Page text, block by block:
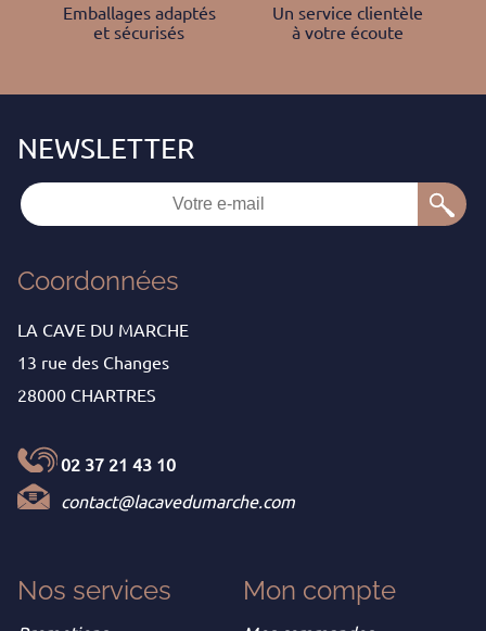
Emballages adaptés
et sécurisés
Un service clientèle
à votre écoute
Coordonnées
LA CAVE DU MARCHE
13 rue des Changes
28000 CHARTRES
02 37 21 43 10
contact@lacavedumarche.com
Nos services Mon compte